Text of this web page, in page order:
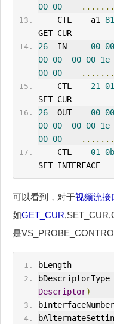
00 00
    CTL    a1
81
GET CUR
26
  IN
00 00
00 00 00 00 1e
00 00
    CTL
21 01
SET CUR
26
OUT 00 00
00 00 00 00 1e
00 00
    CTL
01 0b
SET INTERFACE
可以看到，对于视频流接
如GET_CUR
是
Descriptor)